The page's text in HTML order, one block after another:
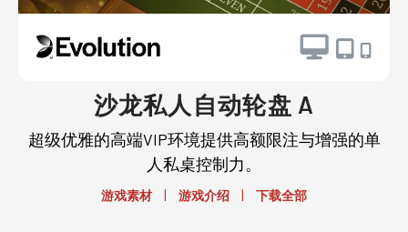
沙龙私人自动轮盘 A
超级优雅的高端VIP环境提供高额限注与增强的单
人私桌控制力。
游戏素材 | 游戏介绍 | 下载全部